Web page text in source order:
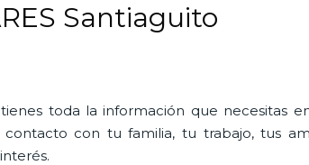
Santiaguito
toda la información que necesitas
con tu familia, tu trabajo, tus